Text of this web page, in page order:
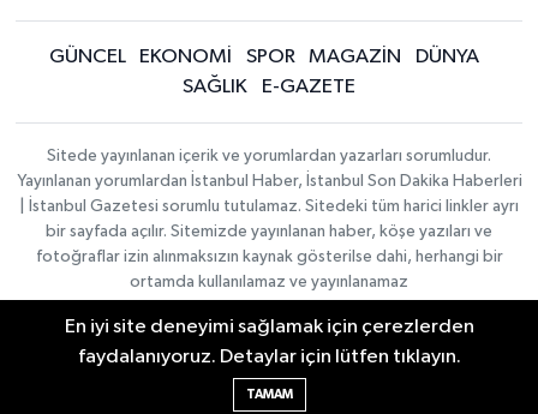
GÜNCEL EKONOMİ SPOR MAGAZİN
DÜNYA
SAĞLIK
E-GAZETE
Sitede yayınlanan içerik ve yorumlardan yazarları sorumludur.
Yayınlanan yorumlardan İstanbul Haber, İstanbul Son Dakika Haberleri
| İstanbul Gazetesi sorumlu tutulamaz. Sitedeki tüm harici linkler ayrı
bir sayfada açılır. Sitemizde yayınlanan haber, köşe yazıları ve
fotoğraflar izin alınmaksızın kaynak gösterilse dahi, herhangi bir
ortamda kullanılamaz ve yayınlanamaz
İletişim
Künye
KURUMSAL
Haber Yazılımı:TE Bilişim |
Copyright © 2026
En iyi site deneyimi sağlamak için çerezlerden
faydalanıyoruz. Detaylar için lütfen tıklayın.
TAMAM